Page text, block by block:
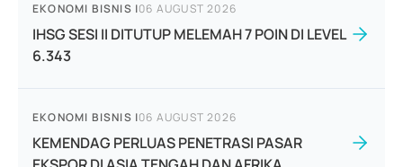
EKONOMI BISNIS |06 AUGUST 2026
IHSG SESI II DITUTUP MELEMAH 7 POIN DI LEVEL
6.343
EKONOMI BISNIS |06 AUGUST 2026
KEMENDAG PERLUAS PENETRASI PASAR